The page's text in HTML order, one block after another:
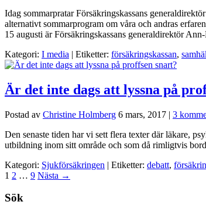
Idag sommarpratar Försäkringskassans
alternativt sommarprogram om våra och andras
15 augusti är Försäkringskassans generaldirektör
Kategori: I media | Etiketter: försäkringskassan,
Är det inte dags att lyssna på
Postad av Christine Holmberg 6 mars, 2017 | 3
Den senaste tiden har vi sett flera texter där läkare,
utbildning inom sitt område och som då rimligtvis
Kategori: Sjukförsäkringen | Etiketter: debatt,
1 2 … 9 Nästa →
Sök